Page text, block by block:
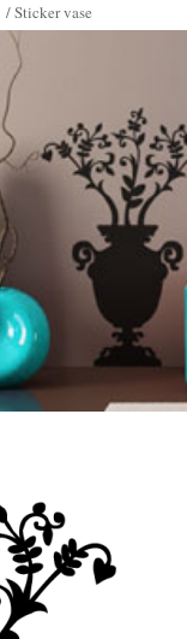
/Sticker vase